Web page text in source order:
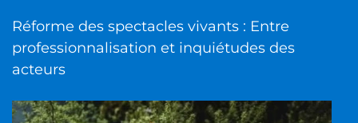
Réforme des spectacles vivants : Entre
professionnalisation et inquiétudes des
acteurs